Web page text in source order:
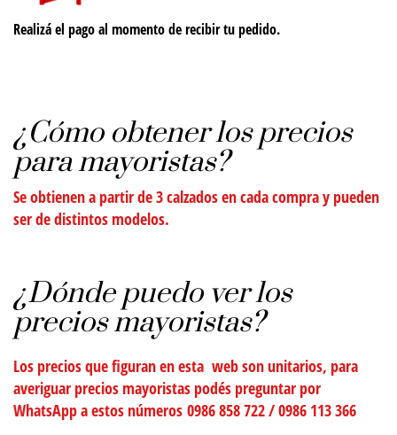
Realizá el pago al momento de recibir tu pedido.
¿Cómo obtener los precios
para mayoristas?
Se obtienen a partir de3 calzadosen cada compra y pueden
ser de distintos modelos.
¿Dónde puedo ver los
precios mayoristas?
Los precios que figuran en esta web sonunitarios, para
averiguar precios mayoristas podés preguntar por
WhatsApp a estos números 0986 858 722/0986 113 366